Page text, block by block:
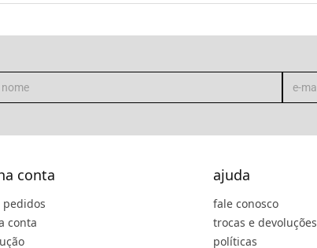
conta
pedidos
conta
ajuda
fale conosco
trocas e devoluções
políticas